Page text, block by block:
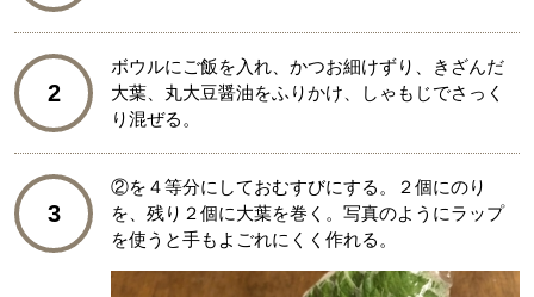
2
ボウルにご飯を入れ、かつお細けずり、きざんだ
大葉、丸大豆醤油をふりかけ、しゃもじでさっく
り混ぜる。
3
②を４等分にしておむすびにする。２個にのり
を、残り２個に大葉を巻く。写真のようにラップ
を使うと手もよごれにくく作れる。